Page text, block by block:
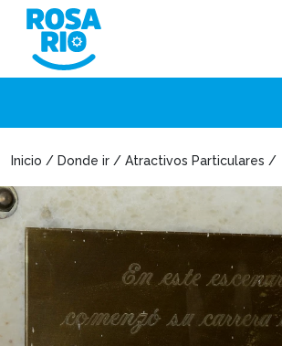
Inicio / Donde ir / Atractivos Particulares /